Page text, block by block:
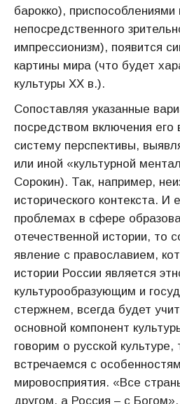
барокко),
непосредственного
импрессионизм), появится
картины мира (что будет
культуры ХХ в.).
Сопоставляя указанные
посредством включения его
систему перспективы,
или иной «культурной
Сорокин). Так, например,
исторического контекста. И
проблемах в сфере
отечественной истории, то
явление с православием,
истории России является
культурообразующим и
стержнем, всегда будет
основной компонент
говорим о русской культуре,
встречаемся с
мировосприятия. «Все
другом, а Россия – с